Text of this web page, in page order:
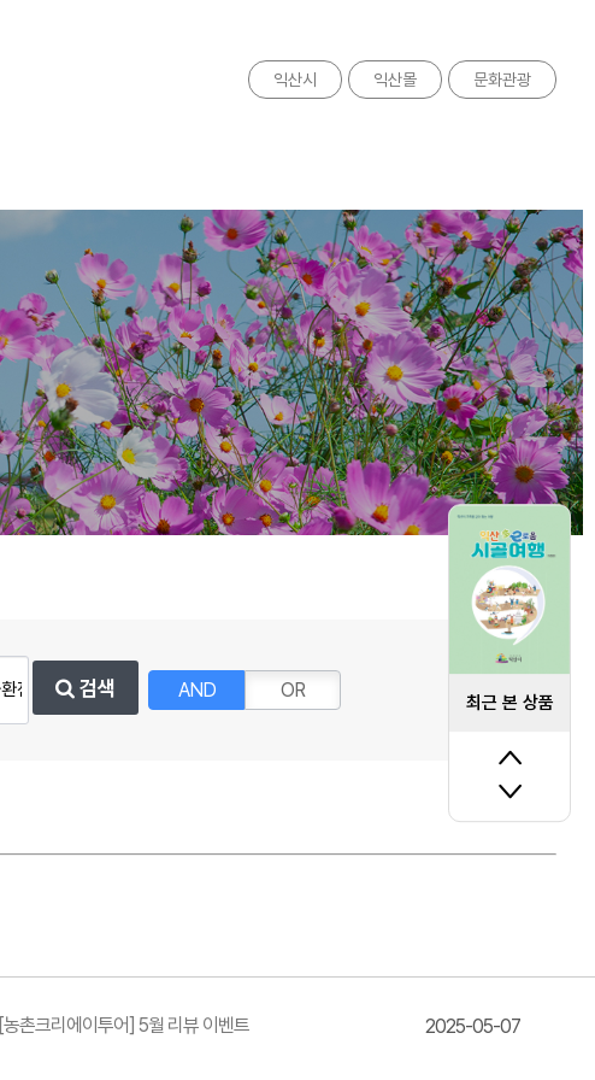
익산시 익산몰 문화관광
최근 본 상품
검색 AND OR
[농촌크리에이투어] 5월 리뷰 이벤트 2025-05-07